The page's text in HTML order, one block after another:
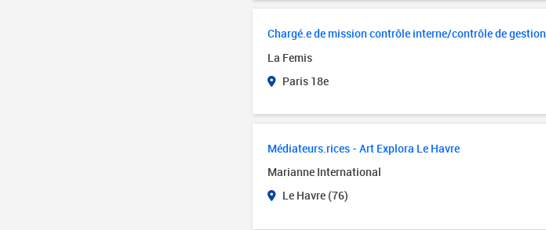
Chargé.e de mission contrôle interne/contrôle de gestion
La Femis
Paris 18e
Médiateurs.rices - Art Explora Le Havre
Marianne International
Le Havre (76)